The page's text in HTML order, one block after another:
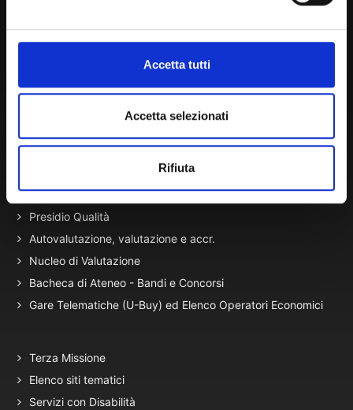
Accetta tutti
Accetta selezionati
Rifiuta
Lun. - Ven. dalle 09:00 alle 18:00 e Sab. dalle 9:00 alle 13:00
migrazione)
Normativa di Ateneo
Presidio Qualità
Autovalutazione, valutazione e accr.
Nucleo di Valutazione
Bacheca di Ateneo - Bandi e Concorsi
Gare Telematiche (U-Buy) ed Elenco Operatori Economici
Terza Missione
Elenco siti tematici
Servizi con Disabilità